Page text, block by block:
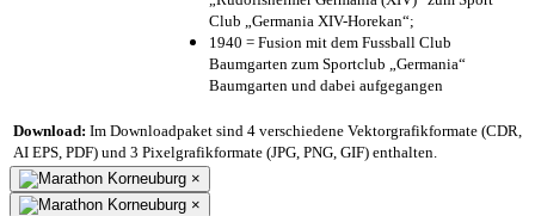
Club „Germania XIV-Horekan“;
1940 = Fusion mit dem Fussball Club
Baumgarten zum Sportclub „Germania“
Baumgarten und dabei aufgegangen
Download: Im Downloadpaket sind 4 verschiedene Vektorgrafikformate (CDR,
AI EPS, PDF) und 3 Pixelgrafikformate (JPG, PNG, GIF) enthalten.
×
×